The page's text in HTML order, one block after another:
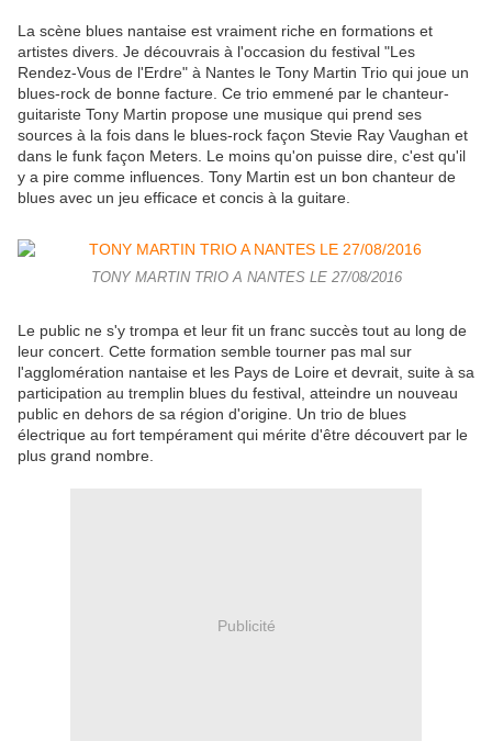
La scène blues nantaise est vraiment riche en formations et
artistes divers. Je découvrais à l'occasion du festival "Les
Rendez-Vous de l'Erdre" à Nantes le Tony Martin Trio qui joue un
blues-rock de bonne facture. Ce trio emmené par le chanteur-
guitariste Tony Martin propose une musique qui prend ses
sources à la fois dans le blues-rock façon Stevie Ray Vaughan et
dans le funk façon Meters. Le moins qu'on puisse dire, c'est qu'il
y a pire comme influences. Tony Martin est un bon chanteur de
blues avec un jeu efficace et concis à la guitare.
TONY MARTIN TRIO A NANTES LE 27/08/2016
Le public ne s'y trompa et leur fit un franc succès tout au long de
leur concert. Cette formation semble tourner pas mal sur
l'agglomération nantaise et les Pays de Loire et devrait, suite à sa
participation au tremplin blues du festival, atteindre un nouveau
public en dehors de sa région d'origine. Un trio de blues
électrique au fort tempérament qui mérite d'être découvert par le
plus grand nombre.
Publicité